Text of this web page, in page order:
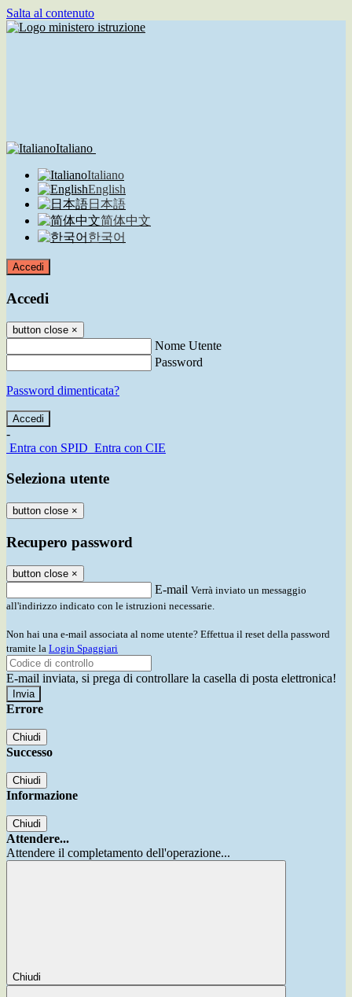
Salta al contenuto
Italiano
Italiano
English
日本語
简体中文
한국어
Accedi
Accedi
button close ×
Nome Utente
Password
Password dimenticata?
-
Entra con SPID Entra con CIE
Seleziona utente
button close ×
Recupero password
button close ×
E-mail Verrà inviato un messaggio
all'indirizzo indicato con le istruzioni necessarie.
Non hai una e-mail associata al nome utente? Effettua il reset della password
tramite la Login Spaggiari
E-mail inviata, si prega di controllare la casella di posta elettronica!
Errore
Chiudi
Successo
Chiudi
Informazione
Chiudi
Attendere...
Attendere il completamento dell'operazione...
Chiudi